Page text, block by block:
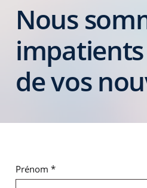
Nous
de vos
Prénom *